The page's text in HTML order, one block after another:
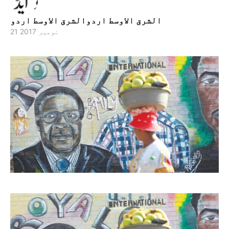
الشرق الاوسط اردوالشرق الاوسط اردو
21 نومبر 2017